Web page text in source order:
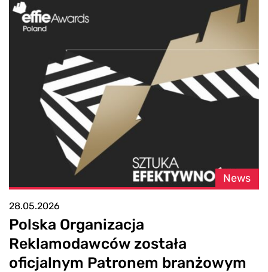
News
28.05.2026
Polska Organizacja
Reklamodawców została
oficjalnym Patronem branżowym